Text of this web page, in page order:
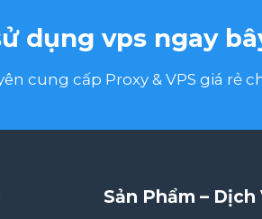
dụng vps ngay
cung cấp Proxy & VPS giá rẻ
Sản Phẩm – Dịch